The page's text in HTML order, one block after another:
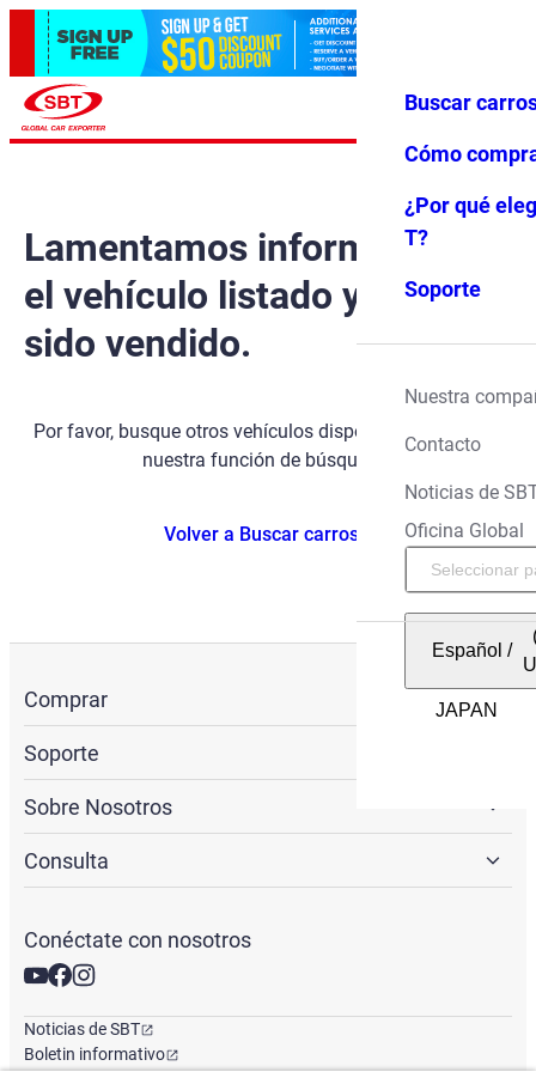
Favoritos Menú
Buscar
Cómo
¿Por qué
T?
Soporte
Nuestra
Contacto
Noticias de
Oficina Global
Español /
Lamentamos informarle que
el vehículo listado ya ha
sido vendido.
Por favor, busque otros vehículos disponibles utilizando
nuestra función de búsqueda.
Volver a Buscar carros
Comprar
Soporte
Sobre Nosotros
Consulta
Conéctate con nosotros
Noticias de SBT
Boletin informativo